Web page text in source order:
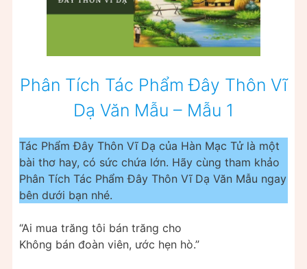
Phân Tích Tác Phẩm Đây Thôn Vĩ
Dạ Văn Mẫu – Mẫu 1
Tác Phẩm Đây Thôn Vĩ Dạ của Hàn Mạc Tử là một
bài thơ hay, có sức chứa lớn. Hãy cùng tham khảo
Phân Tích Tác Phẩm Đây Thôn Vĩ Dạ Văn Mẫu ngay
bên dưới bạn nhé.
“Ai mua trăng tôi bán trăng cho
Không bán đoàn viên, ước hẹn hò.”